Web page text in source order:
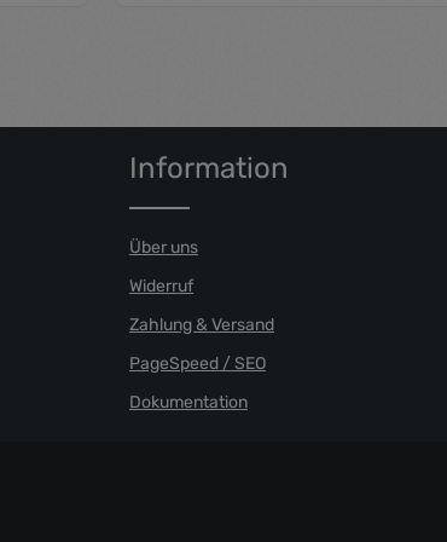
den gewünschten Wert ein
Information
Über uns
Widerruf
Zahlung & Versand
PageSpeed / SEO
Dokumentation